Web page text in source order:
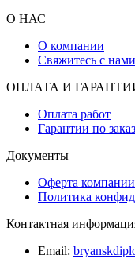
О НАС
О компании
Свяжитесь с нами
ОПЛАТА И
Оплата работ
Гарантии по
Документы
Оферта компании
Политика
Контактная
Email: